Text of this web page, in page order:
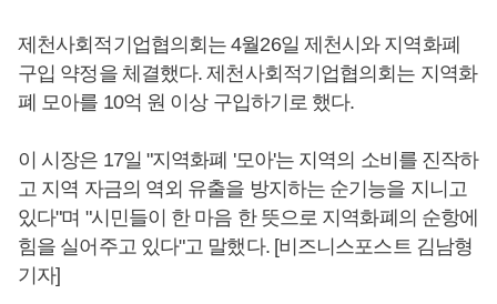
제천사회적기업협의회는 4월26일 제천시와 지역화폐
구입 약정을 체결했다. 제천사회적기업협의회는 지역화
폐 모아를 10억 원 이상 구입하기로 했다.
이 시장은 17일 "지역화폐 '모아'는 지역의 소비를 진작하
고 지역 자금의 역외 유출을 방지하는 순기능을 지니고
있다"며 "시민들이 한 마음 한 뜻으로 지역화폐의 순항에
힘을 실어주고 있다"고 말했다. [비즈니스포스트 김남형
기자]